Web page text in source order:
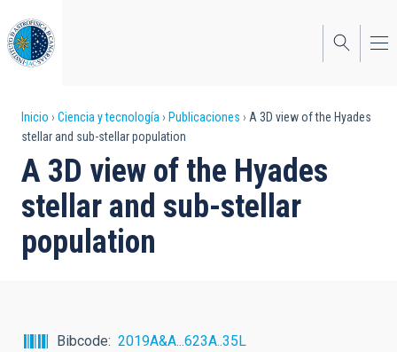
al
contenido
principal
Sobrescribir
enlaces
de
ayuda
a
Inicio Ciencia y tecnología Publicaciones
A 3D view of the Hyades
stellar and sub-stellar population
A 3D view of the Hyades
stellar and sub-stellar
population
Bibcode
2019A&A...623A..35L